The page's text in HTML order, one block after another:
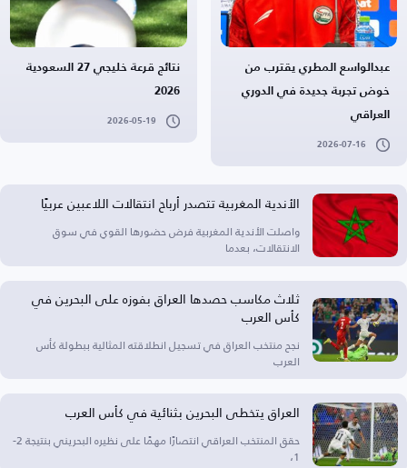
عبدالواسع المطري يقترب من
خوض تجربة جديدة في الدوري
العراقي
2026-07-16
نتائج قرعة خليجي 27 السعودية
2026
2026-05-19
الأندية المغربية تتصدر أرباح انتقالات اللاعبين عربيًا
واصلت الأندية المغربية فرض حضورها القوي في سوق
الانتقالات، بعدما
ثلاث مكاسب حصدها العراق بفوزه على البحرين في
كأس العرب
نجح منتخب العراق في تسجيل انطلاقته المثالية ببطولة كأس
العرب
العراق يتخطى البحرين بثنائية في كأس العرب
حقق المنتخب العراقي انتصارًا مهمًا على نظيره البحريني بنتيجة 2-
1،